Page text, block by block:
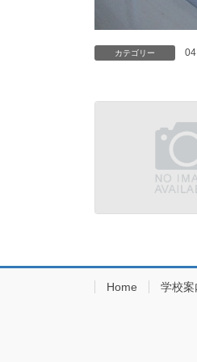
カテゴリー
Home 学校案